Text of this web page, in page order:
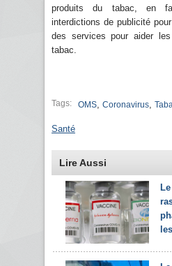
produits du tabac, en
interdictions de publicité
des services pour aider
tabac.
Tags: OMS Coronavirus
Santé
Lire Aussi